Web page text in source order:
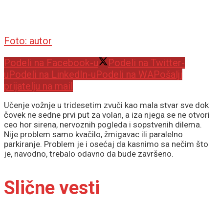
Foto: autor
Podeli na Facebook-u
Podeli na Twitter-
uPodeli na LinkedIn-uPodeli na WAPošalji
prijatelju na mail
Učenje vožnje u tridesetim zvuči kao mala stvar sve dok
čovek ne sedne prvi put za volan, a iza njega se ne otvori
ceo hor sirena, nervoznih pogleda i sopstvenih dilema.
Nije problem samo kvačilo, žmigavac ili paralelno
parkiranje. Problem je i osećaj da kasnimo sa nečim što
je, navodno, trebalo odavno da bude završeno.
Slične vesti